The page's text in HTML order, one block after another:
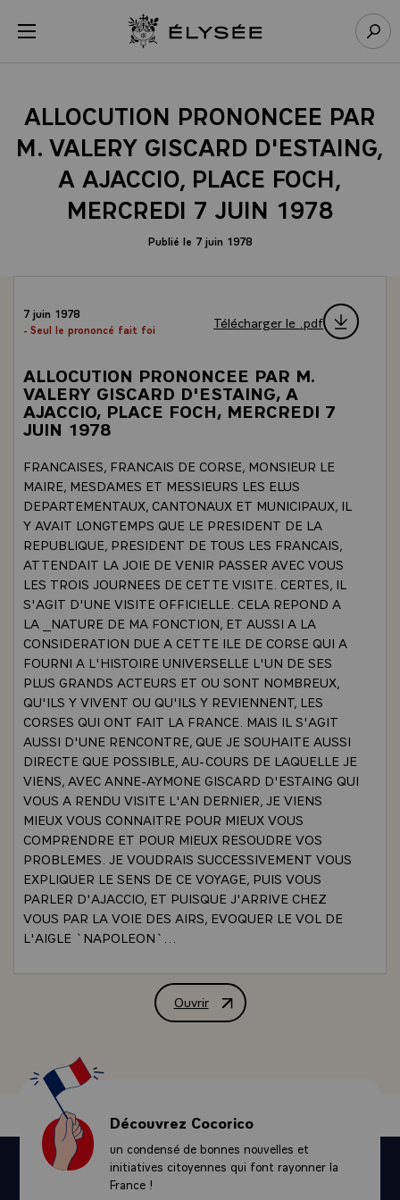
menu Retour à l’accueil Élysée
ALLOCUTION PRONONCEE PAR
M. VALERY GISCARD D'ESTAING,
A AJACCIO, PLACE FOCH,
MERCREDI 7 JUIN 1978
Publié le 7 juin 1978
7 juin 1978
- Seul le prononcé fait foi
Télécharger le .pdf
ALLOCUTION PRONONCEE PAR M.
VALERY GISCARD D'ESTAING, A
AJACCIO, PLACE FOCH, MERCREDI 7
JUIN 1978
FRANCAISES, FRANCAIS DE CORSE, MONSIEUR LE
MAIRE, MESDAMES ET MESSIEURS LES ELUS
DEPARTEMENTAUX, CANTONAUX ET MUNICIPAUX, IL
Y AVAIT LONGTEMPS QUE LE PRESIDENT DE LA
REPUBLIQUE, PRESIDENT DE TOUS LES FRANCAIS,
ATTENDAIT LA JOIE DE VENIR PASSER AVEC VOUS
LES TROIS JOURNEES DE CETTE VISITE. CERTES, IL
S'AGIT D'UNE VISITE OFFICIELLE. CELA REPOND A
LA _NATURE DE MA FONCTION, ET AUSSI A LA
CONSIDERATION DUE A CETTE ILE DE CORSE QUI A
FOURNI A L'HISTOIRE UNIVERSELLE L'UN DE SES
PLUS GRANDS ACTEURS ET OU SONT NOMBREUX,
QU'ILS Y VIVENT OU QU'ILS Y REVIENNENT, LES
CORSES QUI ONT FAIT LA FRANCE. MAIS IL S'AGIT
AUSSI D'UNE RENCONTRE, QUE JE SOUHAITE AUSSI
DIRECTE QUE POSSIBLE, AU-COURS DE LAQUELLE JE
VIENS, AVEC ANNE-AYMONE GISCARD D'ESTAING QUI
VOUS A RENDU VISITE L'AN DERNIER, JE VIENS
MIEUX VOUS CONNAITRE POUR MIEUX VOUS
COMPRENDRE ET POUR MIEUX RESOUDRE VOS
PROBLEMES. JE VOUDRAIS SUCCESSIVEMENT VOUS
EXPLIQUER LE SENS DE CE VOYAGE, PUIS VOUS
PARLER D'AJACCIO, ET PUISQUE J'ARRIVE CHEZ
VOUS PAR LA VOIE DES AIRS, EVOQUER LE VOL DE
L'AIGLE `NAPOLEON`...
SENTIR VIBRER L'AME PROFONDE DE LA CORSE,
CELLE DES VILLAGES ET DES MONTAGNES, COMME
ET SENSIBLE COMME CELLE DES PEUPLES QUI
BORDENT LA MER, MAIS AUSSI CETTE AME SECRETE
ET ANGOISSEE DES PEUPLES QUE JE CONNAIS BIEN
ET QUI HABITENT LA TERRE PAUVRE DES
MONTAGNES. REJOIGNANT VOTRE VIEILLE
TRADITION D'HOSPITALITE QUI REUNIT LA
NOBLESSE ET LA SIMPLICITE, JE M'EFFORCERAI,
SANS TROP LE BOUSCULER, DE LIMITER LE
Ouvrir
ALLOCUTION PRONONCEE PAR M.
Découvrez Cocorico
un condensé de bonnes nouvelles et
initiatives citoyennes qui font rayonner la
France !
Panneau de gestion des cookies